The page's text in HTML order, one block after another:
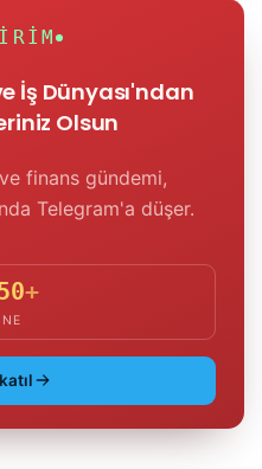
İş Dünyası'ndan
Olsun
ve finans gündemi,
Telegram'a düşer.
+